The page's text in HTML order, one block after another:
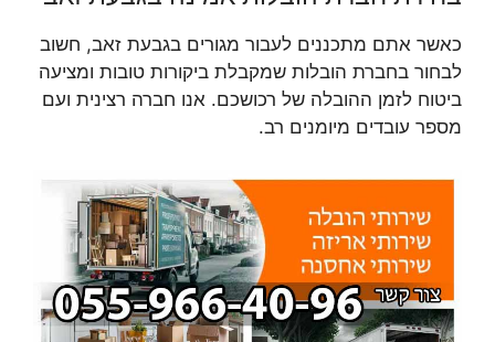
כאשר אתם מתכננים לעבור מגורים בגבעת זאב, חשוב
לבחור בחברת הובלות שמקבלת ביקורות טובות ומציעה
ביטוח לזמן ההובלה של רכושכם. אנו חברה רצינית ועם
מספר עובדים מיומנים רב.